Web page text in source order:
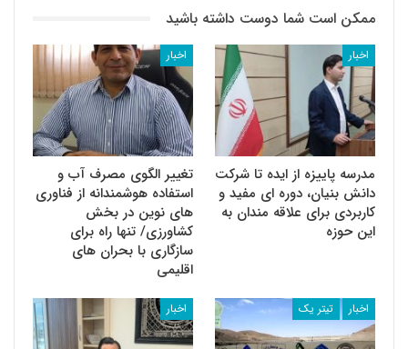
ممکن است شما دوست داشته باشید
اخبار
مدرسه پاییزه از ایده تا شرکت
دانش بنیان، دوره ای مفید و
کاربردی برای علاقه مندان به
این حوزه
اخبار
تغییر الگوی مصرف آب و
استفاده هوشمندانه از فناوری
های نوین در بخش
کشاورزی/ تنها راه برای
سازگاری با بحران های
اقلیمی
اخبار تیتر یک اخبار